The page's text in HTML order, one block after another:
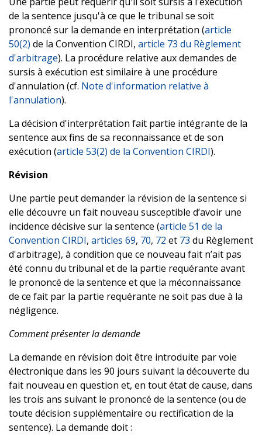
de la sentence jusqu'à ce que le tribunal se soit
prononcé sur la demande en interprétation (article
50(2) de la Convention CIRDI, article 73 du Règlement
d'arbitrage). La procédure relative aux demandes de
sursis à exécution est similaire à une procédure
d'annulation (cf. Note d'information relative à
l'annulation).
La décision d'interprétation fait partie intégrante de la
sentence aux fins de sa reconnaissance et de son
exécution (article 53(2) de la Convention CIRDI).
Révision
Une partie peut demander la révision de la sentence si
elle découvre un fait nouveau susceptible d’avoir une
incidence décisive sur la sentence (article 51 de la
Convention CIRDI, articles 69, 70, 72 et 73 du Règlement
d'arbitrage), à condition que ce nouveau fait n’ait pas
été connu du tribunal et de la partie requérante avant
le prononcé de la sentence et que la méconnaissance
de ce fait par la partie requérante ne soit pas due à la
négligence.
Comment présenter la demande
La demande en révision doit être introduite par voie
électronique dans les 90 jours suivant la découverte du
fait nouveau en question et, en tout état de cause, dans
les trois ans suivant le prononcé de la sentence (ou de
toute décision supplémentaire ou rectification de la
sentence). La demande doit :